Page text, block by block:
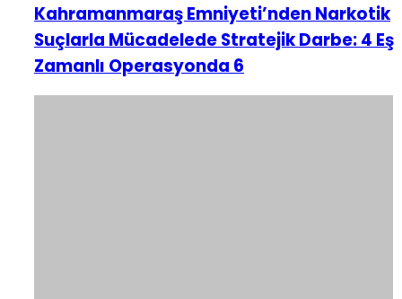
Kahramanmaraş Emniyeti’nden Narkotik
Suçlarla Mücadelede Stratejik Darbe: 4 Eş
Zamanlı Operasyonda 6